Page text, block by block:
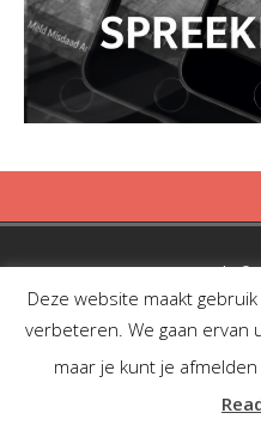
Copyright ©
Deze website maakt
verbeteren. We gaan ervan
maar je kunt je